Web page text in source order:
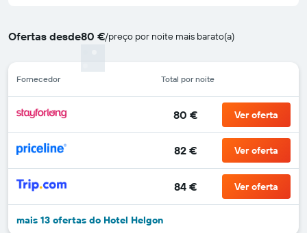
Ofertas desde80 €/preço por noite mais barato(a)
Fornecedor Total por noite
80 € Ver oferta
82 € Ver oferta
84 € Ver oferta
mais 13 ofertas do Hotel Helgon